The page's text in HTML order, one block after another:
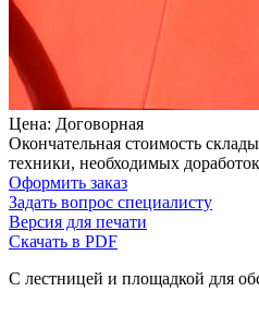
Цена: Договорная
Окончательная стоимость
техники, необходимых
Оформить заказ
Задать вопрос специалисту
Версия для печати
Скачать в PDF
C лестницей и площадкой для